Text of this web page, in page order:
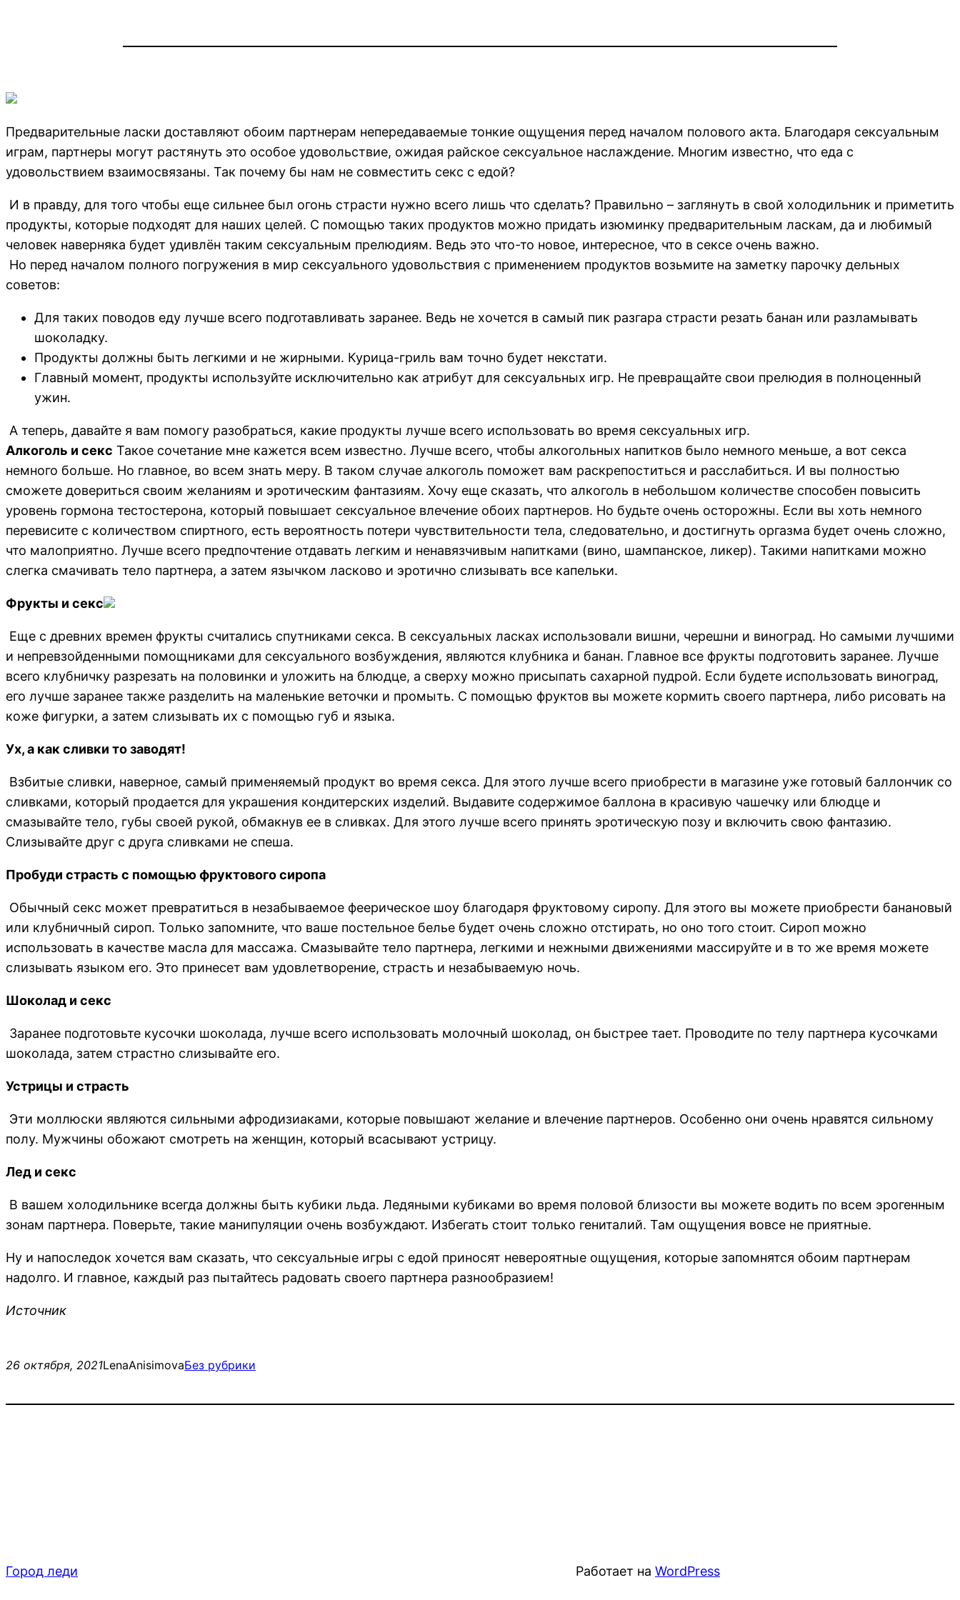
Предварительные ласки доставляют обоим партнерам непередаваемые тонкие ощущения перед началом полового акта. Благодаря сексуальным
играм, партнеры могут растянуть это особое удовольствие, ожидая райское сексуальное наслаждение. Многим известно, что еда с
удовольствием взаимосвязаны. Так почему бы нам не совместить секс с едой?
И в правду, для того чтобы еще сильнее был огонь страсти нужно всего лишь что сделать? Правильно – заглянуть в свой холодильник и приметить
продукты, которые подходят для наших целей. С помощью таких продуктов можно придать изюминку предварительным ласкам, да и любимый
человек наверняка будет удивлён таким сексуальным прелюдиям. Ведь это что-то новое, интересное, что в сексе очень важно.
Но перед началом полного погружения в мир сексуального удовольствия с применением продуктов возьмите на заметку парочку дельных
советов:
Для таких поводов еду лучше всего подготавливать заранее. Ведь не хочется в самый пик разгара страсти резать банан или разламывать
шоколадку.
Продукты должны быть легкими и не жирными. Курица-гриль вам точно будет некстати.
Главный момент, продукты используйте исключительно как атрибут для сексуальных игр. Не превращайте свои прелюдия в полноценный
ужин.
А теперь, давайте я вам помогу разобраться, какие продукты лучше всего использовать во время сексуальных игр.
Алкоголь и секс Такое сочетание мне кажется всем известно. Лучше всего, чтобы алкогольных напитков было немного меньше, а вот секса
немного больше. Но главное, во всем знать меру. В таком случае алкоголь поможет вам раскрепоститься и расслабиться. И вы полностью
сможете довериться своим желаниям и эротическим фантазиям. Хочу еще сказать, что алкоголь в небольшом количестве способен повысить
уровень гормона тестостерона, который повышает сексуальное влечение обоих партнеров. Но будьте очень осторожны. Если вы хоть немного
перевисите с количеством спиртного, есть вероятность потери чувствительности тела, следовательно, и достигнуть оргазма будет очень сложно,
что малоприятно. Лучше всего предпочтение отдавать легким и ненавязчивым напитками (вино, шампанское, ликер). Такими напитками можно
слегка смачивать тело партнера, а затем язычком ласково и эротично слизывать все капельки.
Фрукты и секс
Еще с древних времен фрукты считались спутниками секса. В сексуальных ласках использовали вишни, черешни и виноград. Но самыми лучшими
и непревзойденными помощниками для сексуального возбуждения, являются клубника и банан. Главное все фрукты подготовить заранее. Лучше
всего клубничку разрезать на половинки и уложить на блюдце, а сверху можно присыпать сахарной пудрой. Если будете использовать виноград,
его лучше заранее также разделить на маленькие веточки и промыть. С помощью фруктов вы можете кормить своего партнера, либо рисовать на
коже фигурки, а затем слизывать их с помощью губ и языка.
Ух, а как сливки то заводят!
Взбитые сливки, наверное, самый применяемый продукт во время секса. Для этого лучше всего приобрести в магазине уже готовый баллончик со
сливками, который продается для украшения кондитерских изделий. Выдавите содержимое баллона в красивую чашечку или блюдце и
смазывайте тело, губы своей рукой, обмакнув ее в сливках. Для этого лучше всего принять эротическую позу и включить свою фантазию.
Слизывайте друг с друга сливками не спеша.
Пробуди страсть с помощью фруктового сиропа
Обычный секс может превратиться в незабываемое феерическое шоу благодаря фруктовому сиропу. Для этого вы можете приобрести банановый
или клубничный сироп. Только запомните, что ваше постельное белье будет очень сложно отстирать, но оно того стоит. Сироп можно
использовать в качестве масла для массажа. Смазывайте тело партнера, легкими и нежными движениями массируйте и в то же время можете
слизывать языком его. Это принесет вам удовлетворение, страсть и незабываемую ночь.
Шоколад и секс
Заранее подготовьте кусочки шоколада, лучше всего использовать молочный шоколад, он быстрее тает. Проводите по телу партнера кусочками
шоколада, затем страстно слизывайте его.
Устрицы и страсть
Эти моллюски являются сильными афродизиаками, которые повышают желание и влечение партнеров. Особенно они очень нравятся сильному
полу. Мужчины обожают смотреть на женщин, который всасывают устрицу.
Лед и секс
В вашем холодильнике всегда должны быть кубики льда. Ледяными кубиками во время половой близости вы можете водить по всем эрогенным
зонам партнера. Поверьте, такие манипуляции очень возбуждают. Избегать стоит только гениталий. Там ощущения вовсе не приятные.
Ну и напоследок хочется вам сказать, что сексуальные игры с едой приносят невероятные ощущения, которые запомнятся обоим партнерам
надолго. И главное, каждый раз пытайтесь радовать своего партнера разнообразием!
Источник
26 октября, 2021LenaAnisimovaБез рубрики
Город леди Работает на WordPress